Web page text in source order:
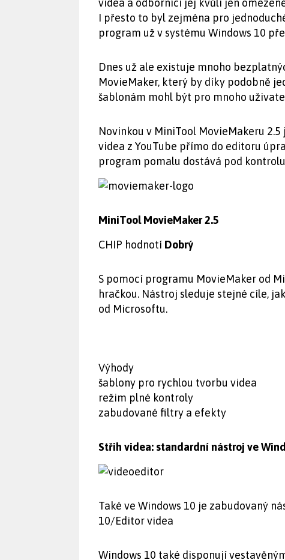
videa a odborníci jej kvůli jen
I přesto to byl zejména pro
program už v systému Windows 10
Dnes už ale existuje mnoho
MovieMaker, který by díky podobně
šablonám mohl být pro mnoho
Novinkou v MiniTool MovieMakeru
videa z YouTube přímo do editoru
program pomalu dostává pod
MiniTool MovieMaker 2.5
CHIP hodnotí Dobrý
S pomocí programu MovieMaker od
hračkou. Nástroj sleduje stejné cíle,
od Microsoftu.
Výhody
šablony pro rychlou tvorbu videa
režim plné kontroly
zabudované filtry a efekty
Střih videa: standardní nástroj ve
Také ve Windows 10 je zabudovaný
10/Editor videa
Windows 10 také disponují